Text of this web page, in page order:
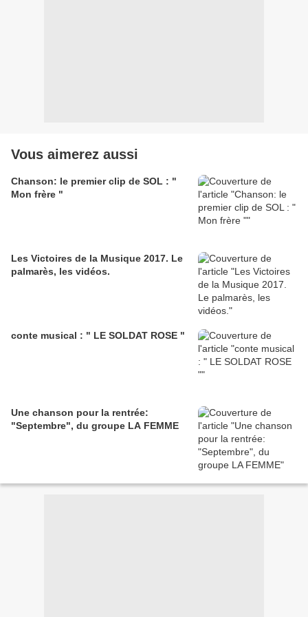
Vous aimerez aussi
Chanson: le premier clip de SOL : "
Mon frère "
Les Victoires de la Musique 2017. Le
palmarès, les vidéos.
conte musical : " LE SOLDAT ROSE "
Une chanson pour la rentrée:
"Septembre", du groupe LA FEMME